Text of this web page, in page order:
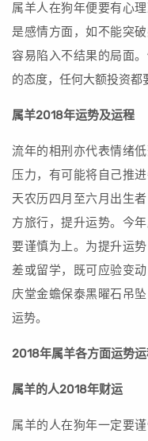
属羊人在狗年便要有心
是感情方面，如不能突
容易陷入不结果的局面
的态度，任何大额投资都
属羊2018年运势及运程
流年的相刑亦代表情绪
压力，有可能将自己推
天农历四月至六月出生
方旅行，提升运势。今
要谨慎为上。为提升运
差或留学，既可应验变
庆堂金蟾保泰黑曜石吊
运势。
2018年属羊各方面运势
属羊的人2018年财运
属羊的人在狗年一定要